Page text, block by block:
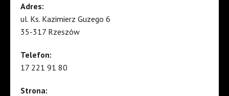
Adres:
ul. Ks. Kazimierz Guzego 6
35-317 Rzeszów
Telefon:
17 221 91 80
Strona: